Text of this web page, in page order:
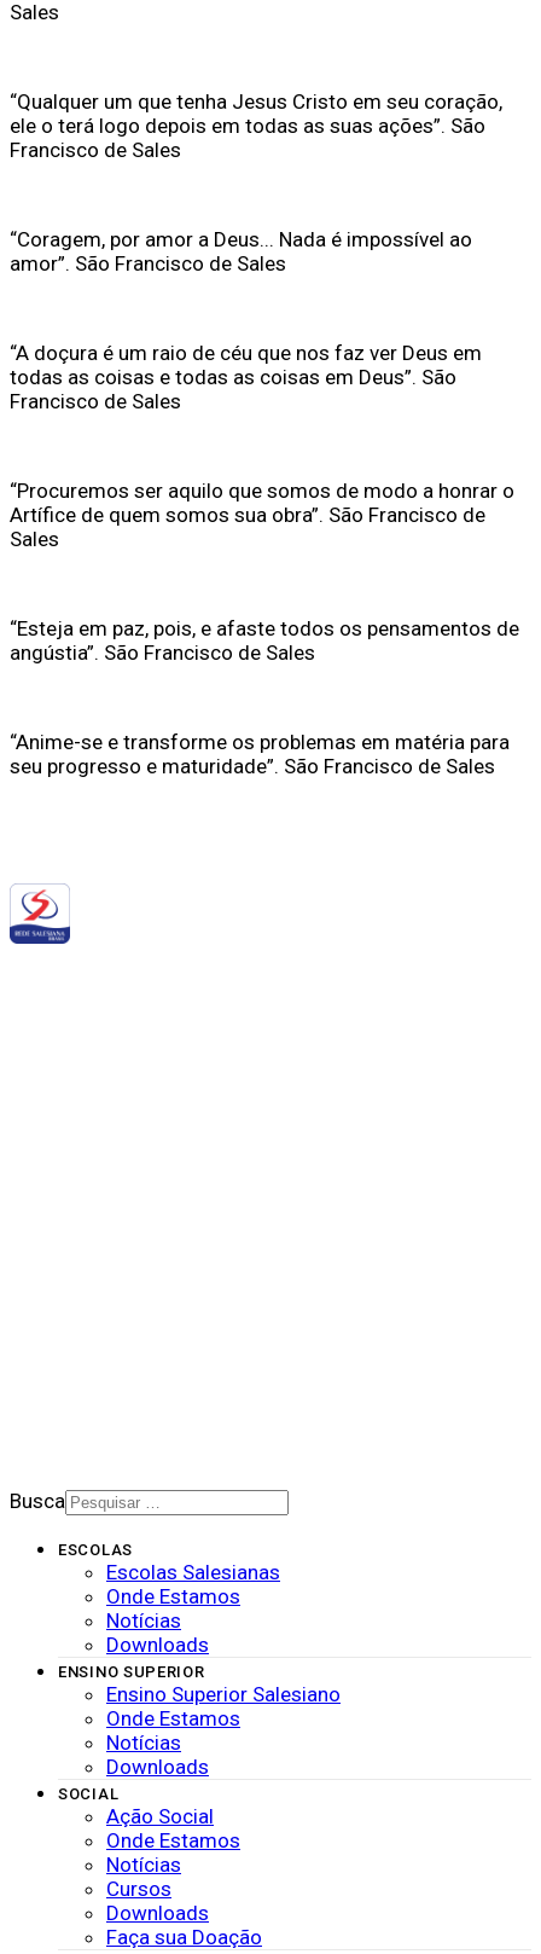
Sales
“Qualquer um que tenha Jesus Cristo em seu coração,
ele o terá logo depois em todas as suas ações”. São
Francisco de Sales
“Coragem, por amor a Deus... Nada é impossível ao
amor”. São Francisco de Sales
“A doçura é um raio de céu que nos faz ver Deus em
todas as coisas e todas as coisas em Deus”. São
Francisco de Sales
“Procuremos ser aquilo que somos de modo a honrar o
Artífice de quem somos sua obra”. São Francisco de
Sales
“Esteja em paz, pois, e afaste todos os pensamentos de
angústia”. São Francisco de Sales
​“Anime-se e transforme os problemas em matéria para
seu progresso e maturidade”. São Francisco de Sales
Busca
ESCOLAS
Escolas Salesianas
Onde Estamos
Notícias
Downloads
ENSINO SUPERIOR
Ensino Superior Salesiano
Onde Estamos
Notícias
Downloads
SOCIAL
Ação Social
Onde Estamos
Notícias
Cursos
Downloads
Faça sua Doação